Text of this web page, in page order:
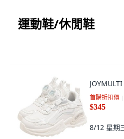
運動鞋/休閒鞋
首購折扣價
$345
8/12 星期